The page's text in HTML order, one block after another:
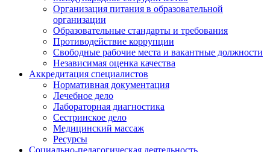
Организация питания в образовательной
организации
Образовательные стандарты и требования
Противодействие коррупции
Свободные рабочие места и вакантные должности
Независимая оценка качества
Аккредитация специалистов
Нормативная документация
Лечебное дело
Лабораторная диагностика
Сестринское дело
Медицинский массаж
Ресурсы